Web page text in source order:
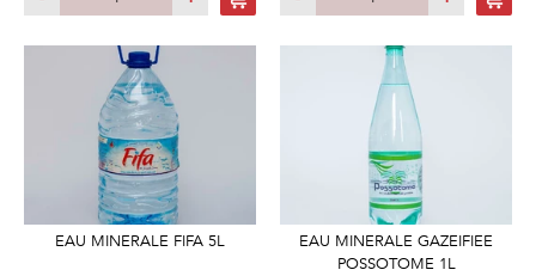
EAU MINERALE FIFA 5L
EAU MINERALE GAZEIFIEE
POSSOTOME 1L